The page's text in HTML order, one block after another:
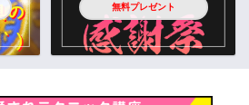
無料プレゼント